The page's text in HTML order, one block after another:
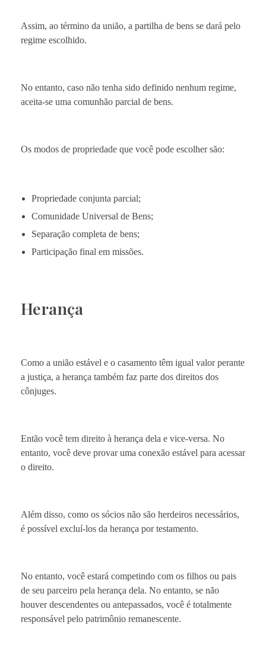
Assim, ao término da união, a partilha de bens se dará pelo
regime escolhido.
No entanto, caso não tenha sido definido nenhum regime,
aceita-se uma comunhão parcial de bens.
Os modos de propriedade que você pode escolher são:
Propriedade conjunta parcial;
Comunidade Universal de Bens;
Separação completa de bens;
Participação final em missões.
Herança
Como a união estável e o casamento têm igual valor perante
a justiça, a herança também faz parte dos direitos dos
cônjuges.
Então você tem direito à herança dela e vice-versa. No
entanto, você deve provar uma conexão estável para acessar
o direito.
Além disso, como os sócios não são herdeiros necessários,
é possível excluí-los da herança por testamento.
No entanto, você estará competindo com os filhos ou pais
de seu parceiro pela herança dela. No entanto, se não
houver descendentes ou antepassados, você é totalmente
responsável pelo patrimônio remanescente.